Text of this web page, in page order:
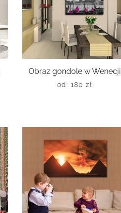
Obraz gondole w Wenecji
od: 180 zł